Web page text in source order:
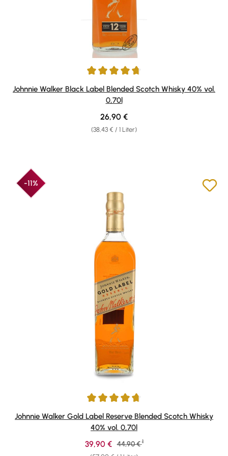
Durchschnittliche Bewertung von 4.8 von 5 Sternen
Johnnie Walker Black Label Blended Scotch Whisky 40% vol.
0,70l
(38,43 € / 1 Liter)
Regulärer Preis:
26,90 €
-11%
Durchschnittliche Bewertung von 4.84 von 5 Sternen
Johnnie Walker Gold Label Reserve Blended Scotch Whisky
40% vol. 0,70l
Verkaufspreis:
39,90 € Regulärer Preis:
44,90 € 1